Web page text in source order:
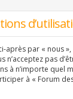
après par « nous
n’acceptez pas
à n’importe
à « Forum